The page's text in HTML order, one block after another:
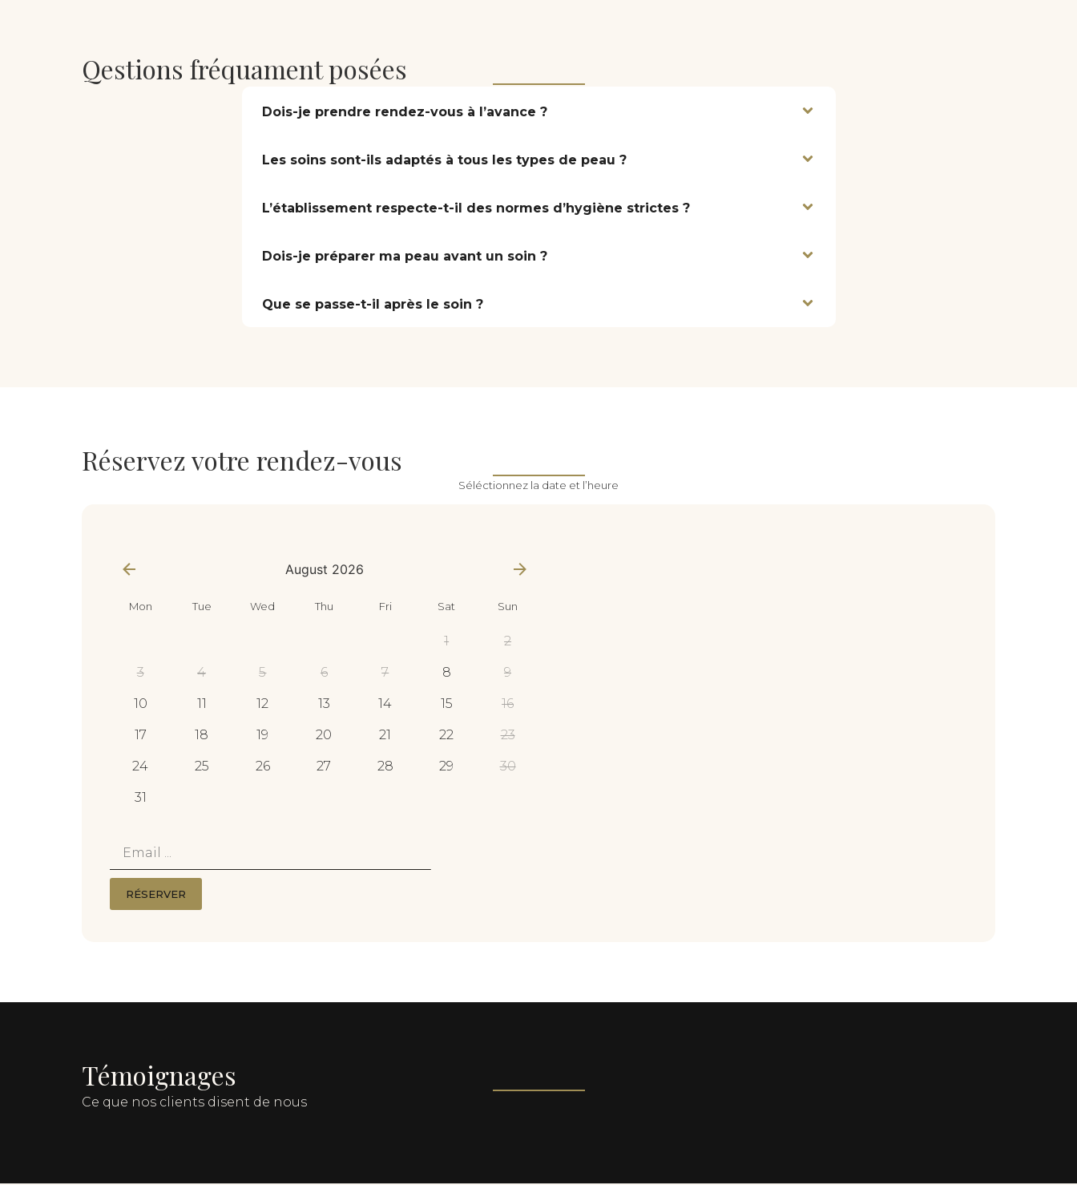
Qestions fréquament posées
Dois-je prendre rendez-vous à l’avance ?
Les soins sont-ils adaptés à tous les types de peau ?
L’établissement respecte-t-il des normes d’hygiène strictes ?
Dois-je préparer ma peau avant un soin ?
Que se passe-t-il après le soin ?
Réservez votre rendez-vous
Séléctionnez la date et l’heure
August 2026
Mon Tue Wed Thu Fri Sat Sun
1 2
3 4 5 6 7 8 9
10 11 12 13 14 15 16
17 18 19 20 21 22 23
24 25 26 27 28 29 30
31
RÉSERVER
Témoignages
Ce que nos clients disent de nous